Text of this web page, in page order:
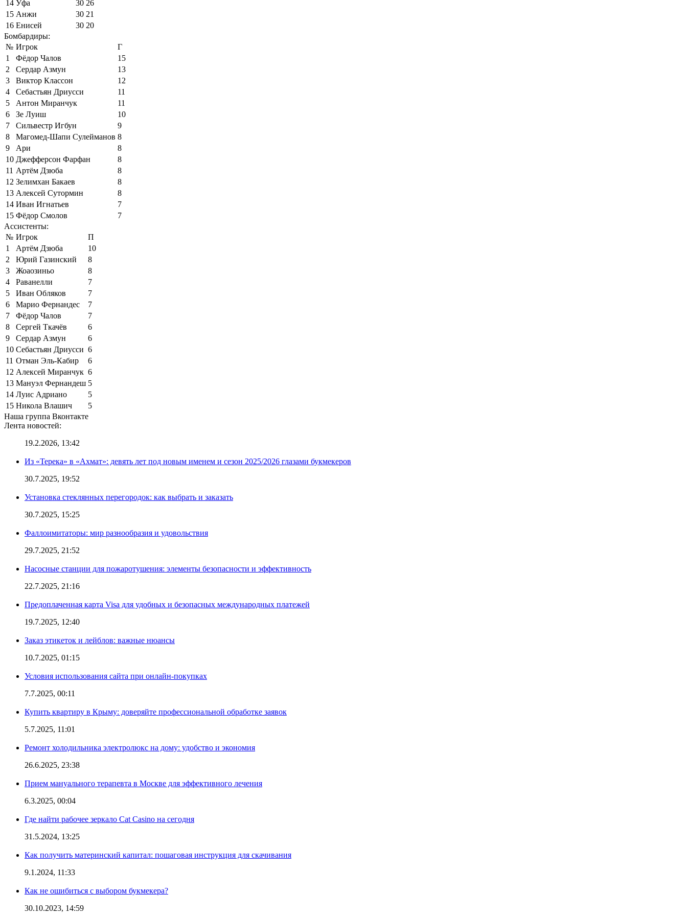
14 Уфа 30 26
15 Анжи 30 21
16 Енисей 30 20
Бомбардиры:
№ Игрок
Г
1
Фёдор Чалов
15
2
Сердар Азмун
13
3
Виктор Классон
12
4
Себастьян Дриусси
11
5
Антон Миранчук
11
6
Зе Луиш
10
7
Сильвестр Игбун
9
8
Магомед-Шапи Сулейманов 8
9
Ари
8
10 Джефферсон Фарфан
8
11 Артём Дзюба
8
12 Зелимхан Бакаев
8
13 Алексей Сутормин
8
14 Иван Игнатьев
7
15 Фёдор Смолов
7
Ассистенты:
№ Игрок
П
1
Артём Дзюба
10
2
Юрий Газинский
8
3
Жоаозиньо
8
4
Раванелли
7
5
Иван Обляков
7
6
Марио Фернандес
7
7
Фёдор Чалов
7
8
Сергей Ткачёв
6
9
Сердар Азмун
6
10 Себастьян Дриусси 6
11 Отман Эль-Кабир
6
12 Алексей Миранчук 6
13 Мануэл Фернандеш 5
14 Луис Адриано
5
15 Никола Влашич
5
Наша группа Вконтакте
Лента новостей:
19.2.2026, 13:42
Из «Терека» в «Ахмат»: девять лет под новым именем и сезон 2025/2026 глазами букмекеров
30.7.2025, 19:52
Установка стеклянных перегородок: как выбрать и заказать
30.7.2025, 15:25
Фаллоимитаторы: мир разнообразия и удовольствия
29.7.2025, 21:52
Насосные станции для пожаротушения: элементы безопасности и эффективность
22.7.2025, 21:16
Предоплаченная карта Visa для удобных и безопасных международных платежей
19.7.2025, 12:40
Заказ этикеток и лейблов: важные нюансы
10.7.2025, 01:15
Условия использования сайта при онлайн-покупках
7.7.2025, 00:11
Купить квартиру в Крыму: доверяйте профессиональной обработке заявок
5.7.2025, 11:01
Ремонт холодильника электролюкс на дому: удобство и экономия
26.6.2025, 23:38
Прием мануального терапевта в Москве для эффективного лечения
6.3.2025, 00:04
Где найти рабочее зеркало Cat Casino на сегодня
31.5.2024, 13:25
Как получить материнский капитал: пошаговая инструкция для скачивания
9.1.2024, 11:33
Как не ошибиться с выбором букмекера?
30.10.2023, 14:59